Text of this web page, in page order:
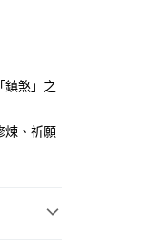
鎮煞」之
煉、祈願